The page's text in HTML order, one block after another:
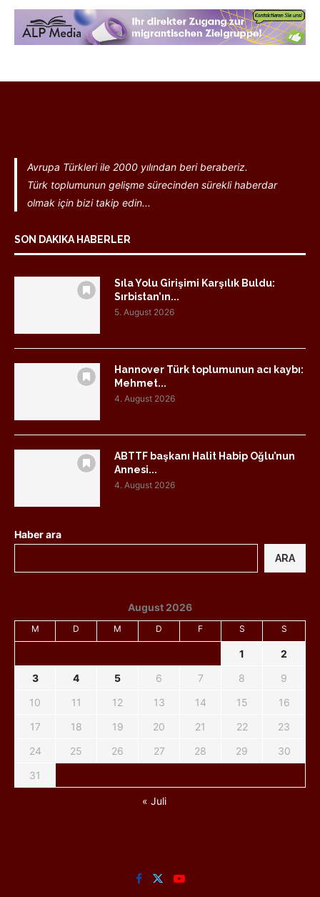
Avrupa Türkleri ile 2000 yılından beri beraberiz.
Türk toplumunun gelişme sürecinden sürekli haberdar
olmak için bizi takip edin...
SON DAKIKA HABERLER
Sıla Yolu Girişimi Karşılık Buldu:
Sırbistan’ın...
5. August 2026
Hannover Türk toplumunun acı kaybı:
Mehmet...
4. August 2026
ABTTF başkanı Halit Habip Oğlu’nun
Annesi...
4. August 2026
Haber ara
ARA
August 2026
M D M D F S S
1
2
3
4 5 6 7 8
9
10
11 12 13 14 15
16
17
18 19 20 21 22
23
24
25 26 27 28 29
30
31
« Juli